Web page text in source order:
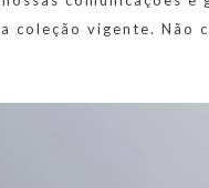
coleção vigente. Não